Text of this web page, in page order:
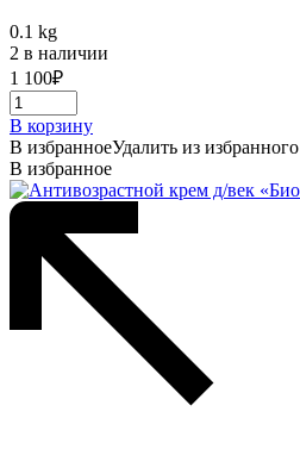
0.1 kg
2 в наличии
1 100₽
В корзину
В избранноеУдалить из избранного
В избранное